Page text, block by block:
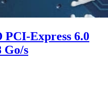
PCI-Express 6.0
Go/s